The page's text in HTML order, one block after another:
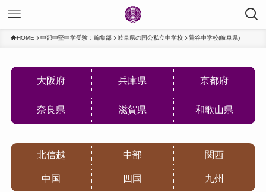
HOME 中部中堅中学受験：編集部 岐阜県の国公私立中学校 鶯谷中学校(岐阜県)
大阪府 兵庫県 京都府
奈良県 滋賀県 和歌山県
北信越 中部 関西
中国 四国 九州